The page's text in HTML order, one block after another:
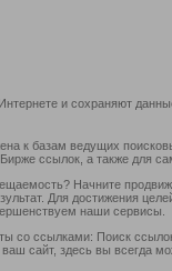
и сохраняют
к базам ведущих
ссылок, а также для
Начните
Для достижения
наши сервисы.
со ссылками: Поиск
сайт, здесь вы всегда